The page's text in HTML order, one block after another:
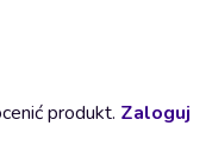
produkt. Zaloguj